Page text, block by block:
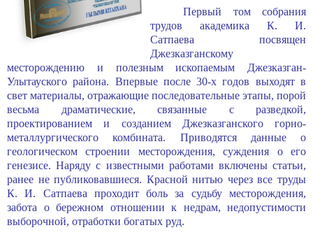
Первый том собрания
трудов академика К. И.
Сатпаева посвящен
Джезказганскому
месторождению и полезным ископаемым Джезказган-
Улытауского района. Впервые после 30-х годов выходят в
свет материалы, отра­жающие последовательные этапы, порой
весьма драматические, связанные с разведкой,
проектированием и созданием Джезказганского горно-
металлур­гического комбината. Приводятся данные о
геологическом строении место­рождения, суждения о его
генезисе. Наряду с известными работами вклю­чены статьи,
ранее не публиковавшиеся. Красной нитью через все труды
К. И. Сатпаева проходит боль за судьбу месторождения,
забота о береж­ном отношении к недрам, недопустимости
выборочной, отработки богатых руд.